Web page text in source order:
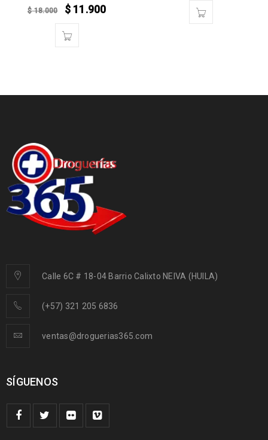
$18.000 $11.900
Calle 6C # 18-04 Barrio Calixto NEIVA (HUILA)
(+57) 321 205 6836
ventas@droguerias365.com
SÍGUENOS